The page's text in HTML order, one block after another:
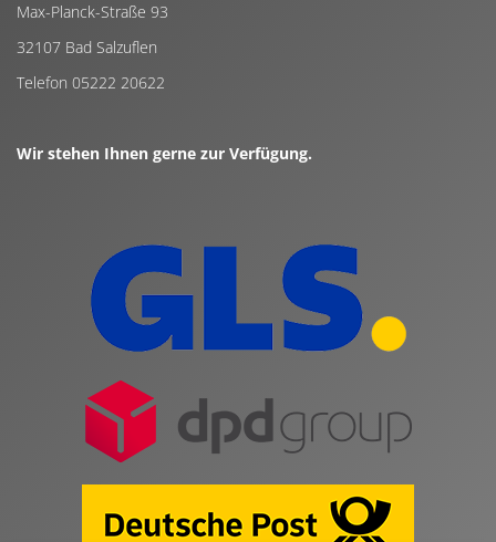
Max-Planck-Straße 93
32107 Bad Salzuflen
Telefon 05222 20622
Wir stehen Ihnen gerne zur Verfügung.